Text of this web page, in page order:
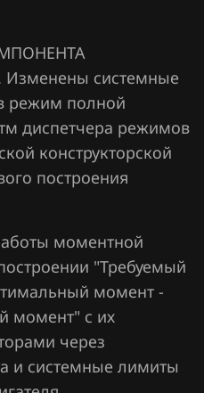
Изменены системные
режим полной
диспетчера режимов
конструкторской
построения
моментной
"Требуемый
момент -
момент" с их
через
и системные лимиты